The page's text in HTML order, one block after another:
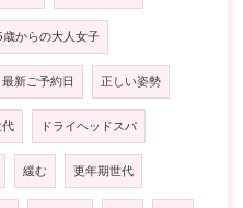
歳からの大人女子
最新ご予約日 正しい姿勢
代 ドライヘッドスパ
緩む 更年期世代